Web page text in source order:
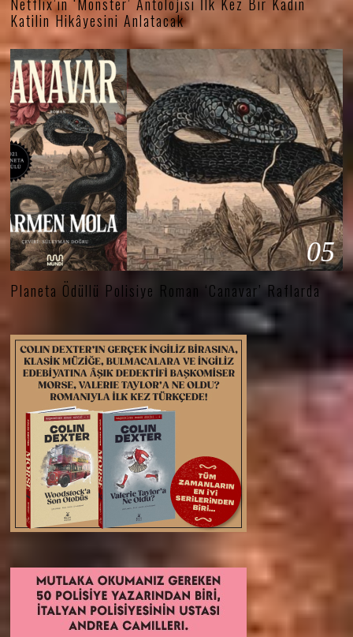
Katilin Hikâyesini Anlatacak
05
Planeta Ödüllü Polisiye Roman ‘Canavar’ Raflarda